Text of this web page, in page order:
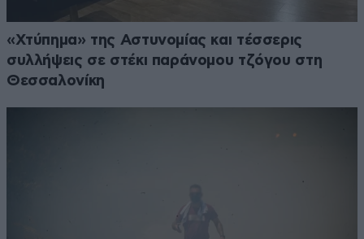
«Χτύπημα» της Αστυνομίας και τέσσερις
συλλήψεις σε στέκι παράνομου τζόγου στη
Θεσσαλονίκη